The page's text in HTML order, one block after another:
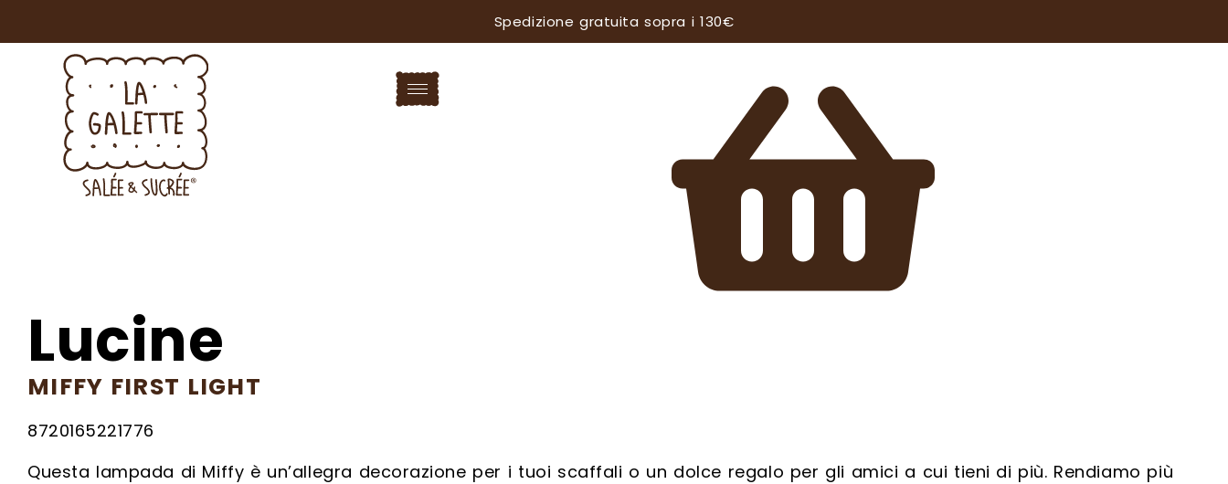
Spedizione gratuita sopra i 130€
Lucine
MIFFY FIRST LIGHT
8720165221776
Questa lampada di Miffy è un’allegra decorazione per i tuoi scaffali o un dolce regalo per gli amici a cui tieni di più. Rendiamo più